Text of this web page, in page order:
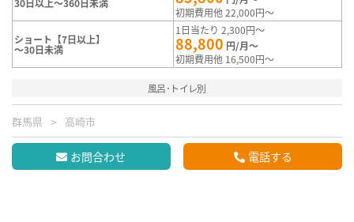
初期費用他 22,000円～
ショート【7日以上】
～30日未満
1日当たり 2,300円～
88,800 円/月～
初期費用他 16,500円～
風呂･トイレ別
群馬県 高崎市
お問合わせ 電話する